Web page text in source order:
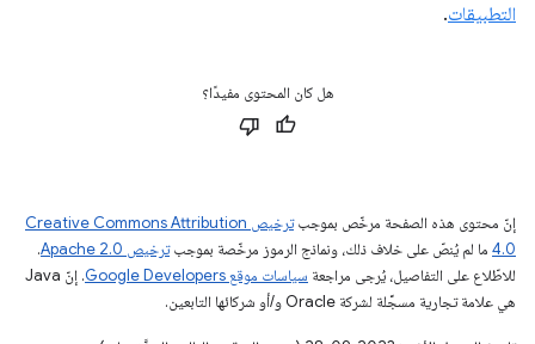
التطبيقات.
هل كان المحتوى مفيدًا؟
إنّ محتوى هذه الصفحة مرخّص بموجب
ترخيص Creative Commons Attribution
4.0‏ ما لم يُنصّ على خلاف ذلك، ونماذج الرموز مرخّصة بموجبترخيص Apache 2.0‏
.
للاطّلاع على التفاصيل، يُرجى مراجعة سياسات موقع Google Developers‏
. إنّ Java
هي علامة تجارية مسجَّلة لشركة Oracle و/أو شركائها التابعين.